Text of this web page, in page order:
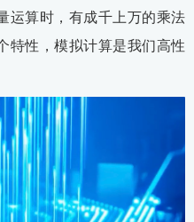
运算时，有成千上万的乘法
特性，模拟计算是我们高性